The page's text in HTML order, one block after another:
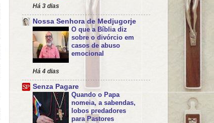
Há 3 dias
Nossa Senhora de Medjugorje
O que a Bíblia diz
sobre o divórcio em
casos de abuso
emocional
Há 4 dias
Senza Pagare
Quando o Papa
nomeia, a sabendas,
lobos predadores
para Pastores